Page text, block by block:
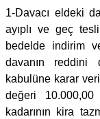
1-Davacı eldeki
ayıplı ve geç
bedelde indirim
davanın reddini
kabulüne karar
değeri
kadarının kira